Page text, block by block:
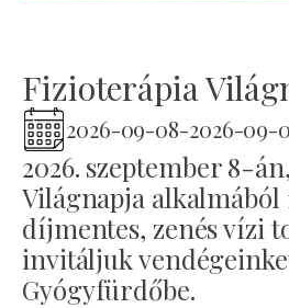
Fizioterápia
2026-09-08-2026-09-
2026. szeptember 8-
Világnapja alkalmából
díjmentes, zenés vízi
invitáljuk
Gyógyfürdőbe.